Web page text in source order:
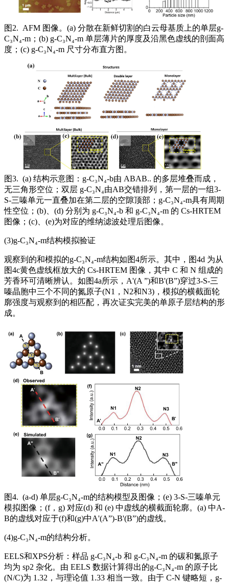
图2. AFM 图像。(a) 分散在新鲜切割的白云母基质上的单层g-
C₃N₄-m；(b) g-C₃N₄-m 单层薄片的厚度及沿黑色虚线的剖面高
度；(c) g-C₃N₄-m 尺寸分布直方图。
图3. (a) 结构示意图：g-C₃N₄-b由 ABAB.. 的多层堆叠而成，
无三角形空位；双层 g-C₃N₄由AB交错排列，第一层的一组3-
S-三嗪单元一直叠加在第二层的空隙顶部；g-C₃N₄-m具有周期
性空位；(b)、(d) 分别为 g-C₃N₄-b 和 g-C₃N₄-m 的 Cs-HRTEM
图像；(c)、(e)为对应的维纳滤波处理后图像。
(3)g-C₃N₄-m结构模拟验证
观察到的和模拟的g-C₃N₄-m结构如图4所示。其中，图4d 为从
图4c黄色虚线框放大的 Cs-HRTEM 图像，其中 C 和 N 组成的
芳香环可清晰辨认。如图4a所示，A'(A ”)和B'(B”)穿过3-S-三
嗪晶胞中三个不同的氮原子(N1，N2和N3)，模拟的横截面轮
廓强度与观察到的相匹配，再次证实完美的单原子层结构的形
成。
图4. (a-d) 单层g-C₃N₄-m的结构模型及图像；(e) 3-S-三嗪单元
模拟图像；(f，g) 对应(d) 和 (e) 中虚线的横截面轮廓。(a) 中A-
B的虚线对应于(f)和(g)中A'(A”)-B'(B”)的虚线。
(4)g-C₃N₄-m的结构分析。
EELS和XPS分析：样品 g-C₃N₄-b 和 g-C₃N₄-m 的碳和氮原子
均为 sp2 杂化。由 EELS 数据计算得出的g-C₃N₄-m 的原子比
(N/C)为 1.32，与理论值 1.33 相当一致。由于 C-N 键略短，g-